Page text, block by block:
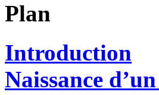
Plan
Introduction
Naissance